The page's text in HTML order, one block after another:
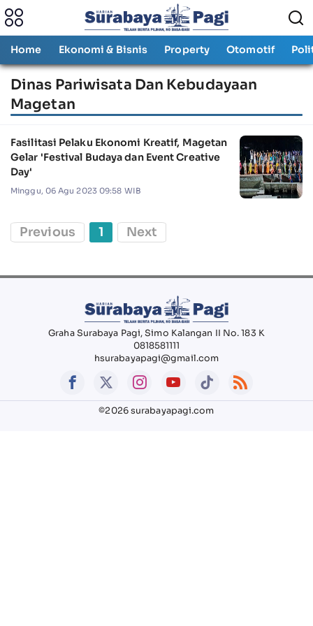
Home Ekonomi & Bisnis Property Otomotif
Dinas Pariwisata Dan Kebudayaan
Magetan
Fasilitasi Pelaku Ekonomi Kreatif, Magetan
Gelar 'Festival Budaya dan Event Creative
Day'
Minggu, 06 Agu 2023 09:58 WIB
Previous 1 Next
Graha Surabaya Pagi, Simo Kalangan II No. 183 K
0818581111
hsurabayapagi@gmail.com
©2026 surabayapagi.com